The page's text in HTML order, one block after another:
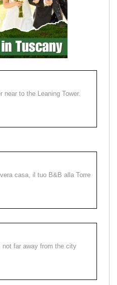
near to the Leaning Tower.
casa, il tuo B&B alla Torre
not far away from the city